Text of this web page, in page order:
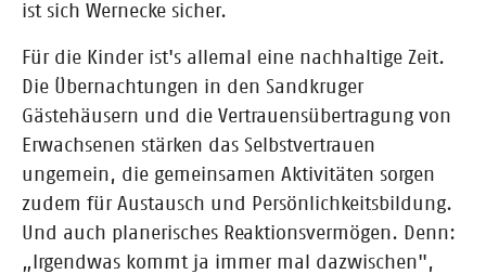
ist sich Wernecke sicher.
Für die Kinder ist's allemal eine nachhaltige Zeit.
Die Übernachtungen in den Sandkruger
Gästehäusern und die Vertrauensübertragung von
Erwachsenen stärken das Selbstvertrauen
ungemein, die gemeinsamen Aktivitäten sorgen
zudem für Austausch und Persönlichkeitsbildung.
Und auch planerisches Reaktionsvermögen. Denn:
„Irgendwas kommt ja immer mal dazwischen",